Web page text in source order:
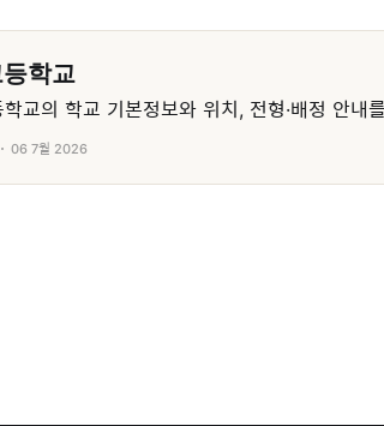
학교
교의 학교 기본정보와 위치, 전형·배정 안내
06 7월 2026